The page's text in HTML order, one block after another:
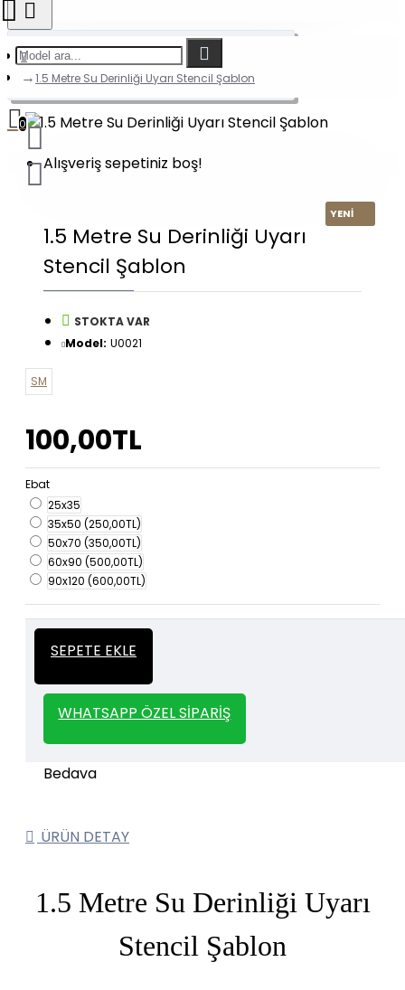
0
Alışveriş sepetiniz boş!
1.5 Metre Su Derinliği Uyarı Stencil Şablon
YENİ
1.5 Metre Su Derinliği Uyarı
Stencil Şablon
STOKTA VAR
Model: U0021
SM
100,00TL
Ebat
25x35
35x50 (250,00TL)
50x70 (350,00TL)
60x90 (500,00TL)
90x120 (600,00TL)
SEPETE EKLE
WHATSAPP ÖZEL SIPARIŞ
Kalın
İtalyan Sıva ve Dekorasyon amaçlı
kullanılan kalın stencil siparişleriniz için
geçebilirsiniz.
ÜRÜN DETAY
1.5 Metre Su Derinliği Uyarı
Stencil Şablon